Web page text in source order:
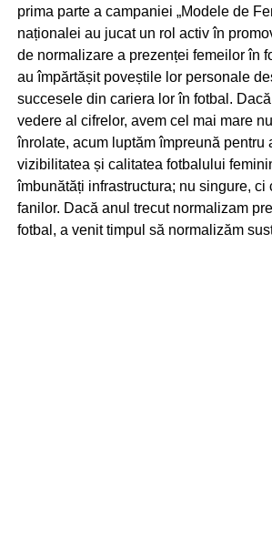
prima parte a campaniei „Modele de
naționalei au jucat un rol activ în
de normalizare a prezenței femeilor în
au împărtășit poveștile lor personale
succesele din cariera lor în fotbal.
vedere al cifrelor, avem cel mai mare
înrolate, acum luptăm împreună pentru
vizibilitatea și calitatea fotbalului
îmbunătăți infrastructura; nu singure, ci
fanilor. Dacă anul trecut normalizam
fotbal, a venit timpul să normalizăm